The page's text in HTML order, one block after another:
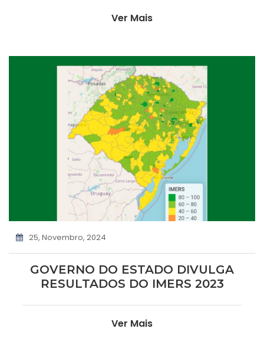
Ver Mais
25, Novembro, 2024
GOVERNO DO ESTADO DIVULGA
RESULTADOS DO IMERS 2023
Ver Mais